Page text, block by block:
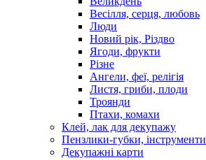
Весілля, серця, любовь
Люди
Новий рік, Різдво
Ягоди, фрукти
Різне
Ангели, феї, релігія
Листя, гриби, плоди
Троянди
Птахи, комахи
Клей, лак для декупажу
Пензлики-губки, інструменти
Декупажні карти